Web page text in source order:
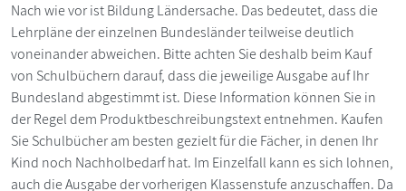
Nach wie vor ist Bildung Ländersache. Das bedeutet, dass die
Lehrpläne der einzelnen Bundesländer teilweise deutlich
voneinander abweichen. Bitte achten Sie deshalb beim Kauf
von Schulbüchern darauf, dass die jeweilige Ausgabe auf Ihr
Bundesland abgestimmt ist. Diese Information können Sie in
der Regel dem Produktbeschreibungstext entnehmen. Kaufen
Sie Schulbücher am besten gezielt für die Fächer, in denen Ihr
Kind noch Nachholbedarf hat. Im Einzelfall kann es sich lohnen,
auch die Ausgabe der vorherigen Klassenstufe anzuschaffen. Da